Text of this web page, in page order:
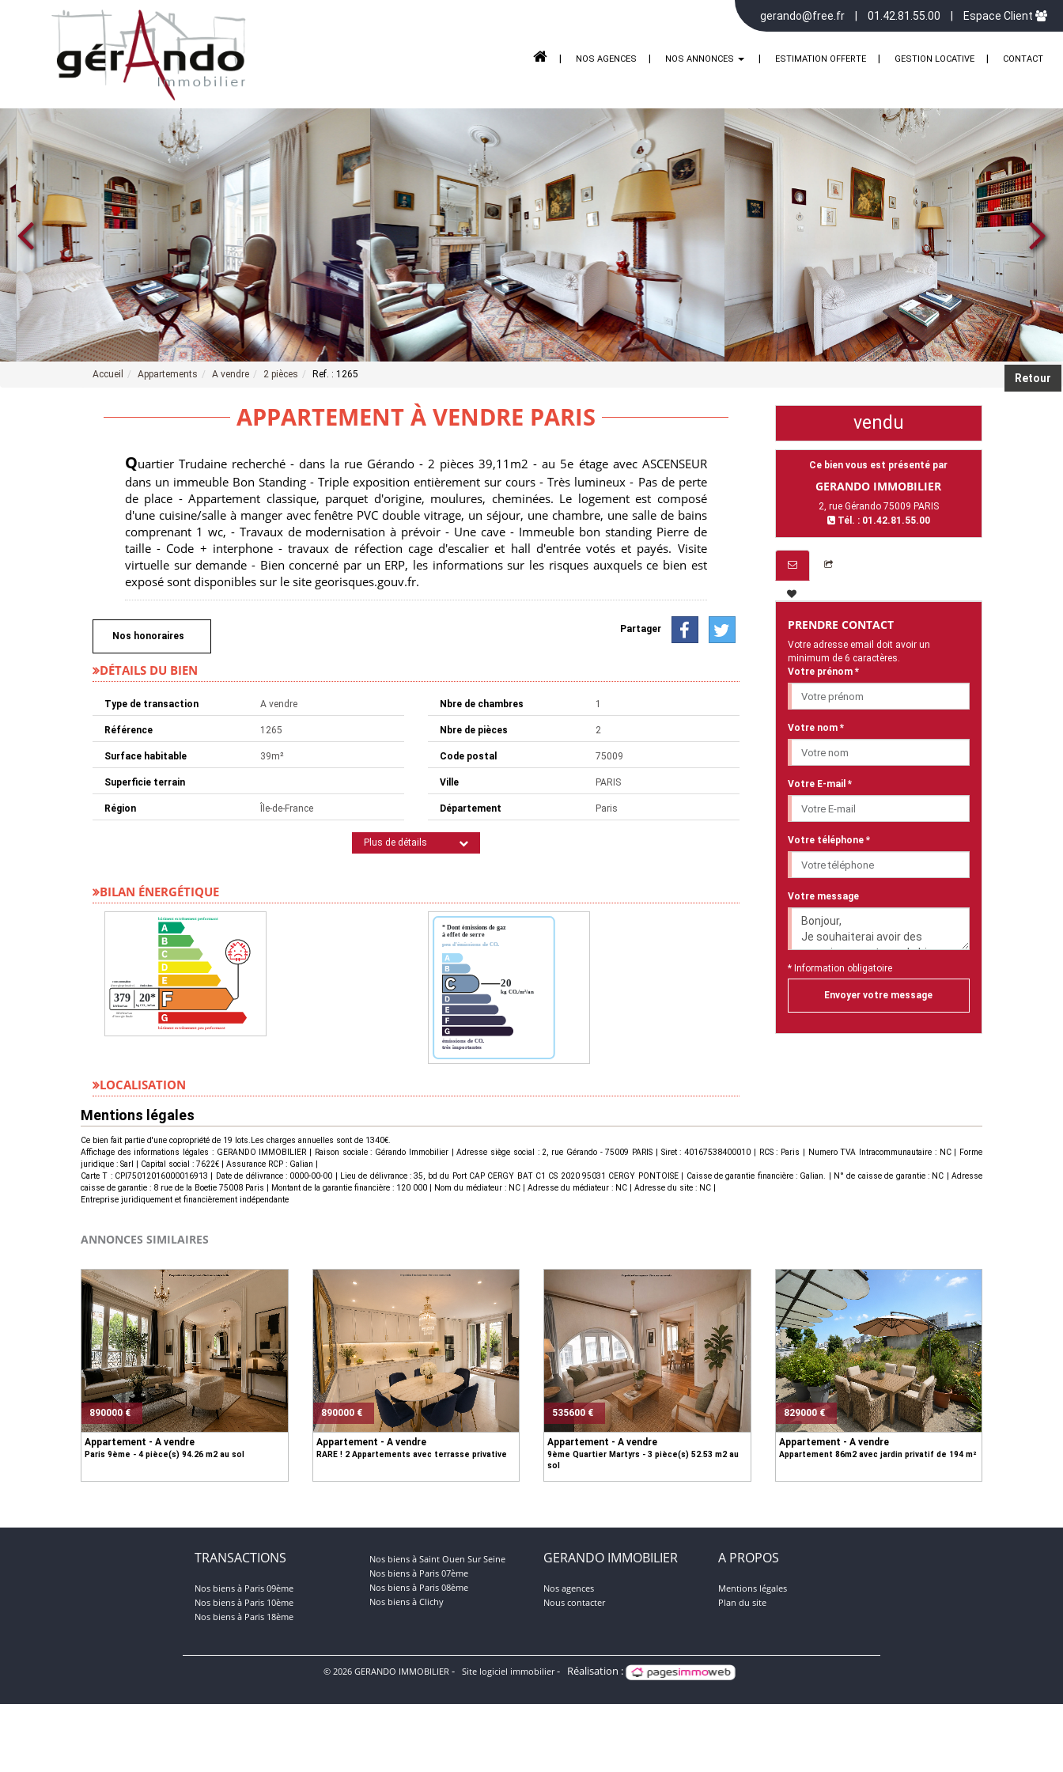
gerando@free.fr 01.42.81.55.00 Espace Client
NOS AGENCES NOS ANNONCES ESTIMATION OFFERTE GESTION LOCATIVE CONTACT
Accueil Appartements A vendre 2 pièces Ref. : 1265 Retour
APPARTEMENT À VENDRE PARIS
vendu
Quartier Trudaine recherché - dans la rue Gérando - 2 pièces 39,11m2 - au 5e étage avec ASCENSEUR
dans un immeuble Bon Standing - Triple exposition entièrement sur cours - Très lumineux - Pas de perte
de place - Appartement classique, parquet d'origine, moulures, cheminées. Le logement est composé
d'une cuisine/salle à manger avec fenêtre PVC double vitrage, un séjour, une chambre, une salle de bains
comprenant 1 wc, - Travaux de modernisation à prévoir - Une cave - Immeuble bon standing Pierre de
taille - Code + interphone - travaux de réfection cage d'escalier et hall d'entrée votés et payés. Visite
virtuelle sur demande - Bien concerné par un ERP, les informations sur les risques auxquels ce bien est
exposé sont disponibles sur le site georisques.gouv.fr.
Nos honoraires
Partager
DÉTAILS DU BIEN
Type de transaction A vendre
Référence 1265
Surface habitable 39m²
Superficie terrain
Région Île-de-France
Nbre de chambres 1
Nbre de pièces 2
Code postal 75009
Ville PARIS
Département Paris
Plus de détails
BILAN ÉNERGÉTIQUE
LOCALISATION
Ce bien vous est présenté par
GERANDO IMMOBILIER
2, rue Gérando 75009 PARIS
Tél. : 01.42.81.55.00
PRENDRE CONTACT
Votre adresse email doit avoir un
minimum de 6 caractères.
Votre prénom *
Votre nom *
Votre E-mail *
Votre téléphone *
Votre message
* Information obligatoire
Envoyer votre message
Mentions légales
Ce bien fait partie d'une copropriété de 19 lots.Les charges annuelles sont de 1340€.
Affichage des informations légales : GERANDO IMMOBILIER | Raison sociale : Gérando Immobilier | Adresse siège social : 2, rue Gérando - 75009 PARIS | Siret : 40167538400010 | RCS : Paris | Numero TVA Intracommunautaire : NC | Forme
juridique : Sarl | Capital social : 7622€ | Assurance RCP : Galian |
Carte T : CPI75012016000016913 | Date de délivrance : 0000-00-00 | Lieu de délivrance : 35, bd du Port CAP CERGY BAT C1 CS 2020 95031 CERGY PONTOISE | Caisse de garantie financière : Galian. | N° de caisse de garantie : NC | Adresse
caisse de garantie : 8 rue de la Boetie 75008 Paris | Montant de la garantie financière : 120 000 | Nom du médiateur : NC | Adresse du médiateur : NC | Adresse du site : NC |
Entreprise juridiquement et financièrement indépendante
ANNONCES SIMILAIRES
890000 €
Appartement - A vendre
Paris 9ème - 4 pièce(s) 94.26 m2 au sol
890000 €
Appartement - A vendre
RARE ! 2 Appartements avec terrasse privative
535600 €
Appartement - A vendre
9ème Quartier Martyrs - 3 pièce(s) 52.53 m2 au
sol
829000 €
Appartement - A vendre
Appartement 86m2 avec jardin privatif de 194 m²
TRANSACTIONS
Nos biens à Paris 09ème
Nos biens à Paris 10ème
Nos biens à Paris 18ème
Nos biens à Saint Ouen Sur Seine
Nos biens à Paris 07ème
Nos biens à Paris 08ème
Nos biens à Clichy
GERANDO IMMOBILIER
Nos agences
Nous contacter
A PROPOS
Mentions légales
Plan du site
© 2026 GERANDO IMMOBILIER Site logiciel immobilier Réalisation :